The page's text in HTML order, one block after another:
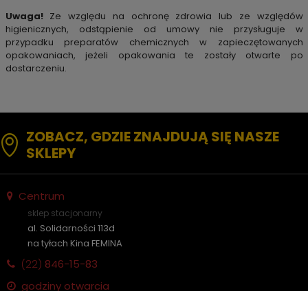
Uwaga!Ze względu na ochronę zdrowia lub ze względów
higienicznych, odstąpienie od umowy nie przysługuje w
przypadku preparatów chemicznych w zapieczętowanych
opakowaniach, jeżeli opakowania te zostały otwarte po
dostarczeniu.
ZOBACZ, GDZIE ZNAJDUJĄ SIĘ NASZE
SKLEPY
Centrum
sklep stacjonarny
al. Solidarności 113d
na tyłach Kina FEMINA
(22) 846-15-83
godziny otwarcia